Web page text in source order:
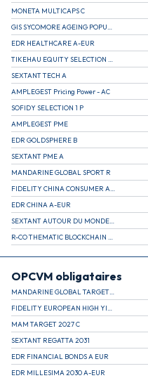
MONETA MULTICAPS C
EDR HEALTHCARE A-EUR
SEXTANT TECH A
AMPLEGEST Pricing Power - AC
SOFIDY SELECTION 1 P
AMPLEGEST PME
EDR GOLDSPHERE B
SEXTANT PME A
MANDARINE GLOBAL SPORT R
EDR CHINA A-EUR
OPCVM obligataires
MAM TARGET 2027 C
SEXTANT REGATTA 2031
EDR FINANCIAL BONDS A EUR
EDR MILLESIMA 2030 A-EUR